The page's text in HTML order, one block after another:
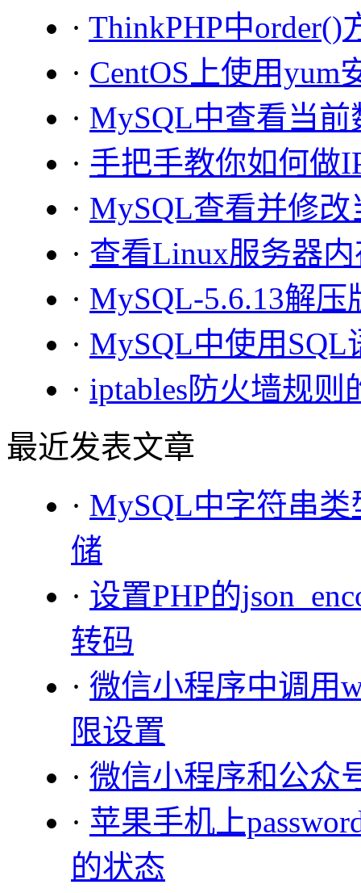
· ThinkPHP中order()
· CentOS上使用yum
· MySQL中查看当
· 手把手教你如何做
· MySQL查看并修
· 查看Linux服务器
· MySQL-5.6.13解
· MySQL中使用
· iptables防火墙规
最近发表文章
· MySQL中字符串
储
· 设置PHP的
转码
· 微信小程序中调用
限设置
· 微信小程序和公众
· 苹果手机上
的状态